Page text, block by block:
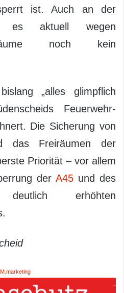
ist. Auch an der
es aktuell wegen
noch kein
„alles glimpflich
Feuerwehr-
Die Sicherung von
das Freiräumen der
Priorität – vor allem
der A45 und des
erhöhten